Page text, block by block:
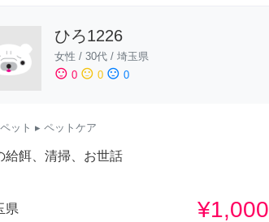
ひろ1226
女性 / 30代 / 埼玉県
sentiment_satisfied 0 sentiment_neutral 0 sentiment_dissatisfied 0
ペット ▸ ペットケア
給餌、清掃、お世話
県 ¥1,000